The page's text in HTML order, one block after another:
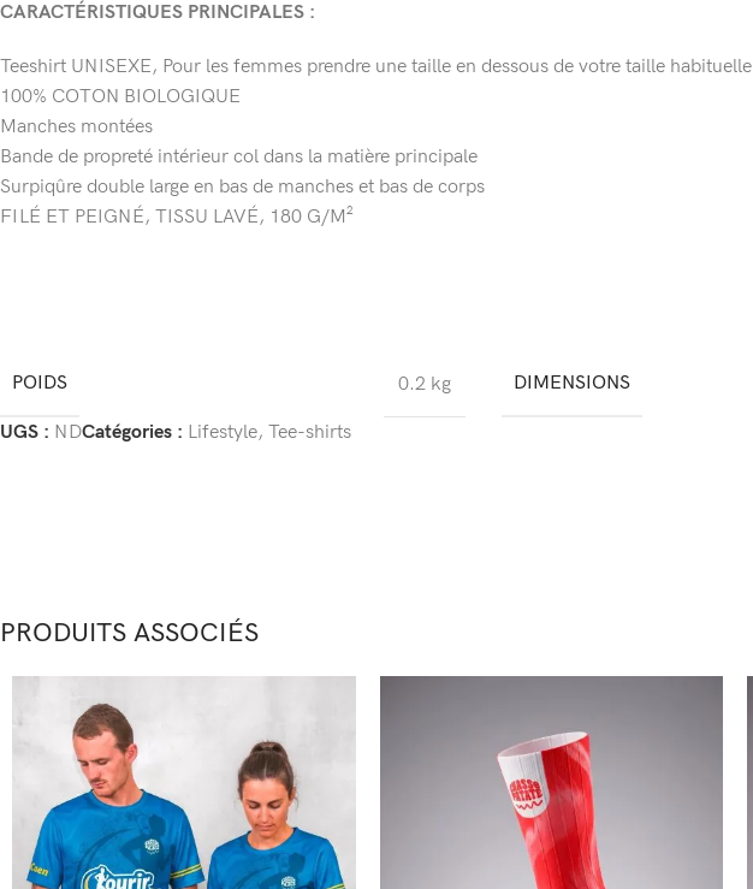
CARACTÉRISTIQUES PRINCIPALES :
Teeshirt UNISEXE, Pour les femmes prendre une taille en dessous de votre taille habituelle
100% COTON BIOLOGIQUE
Manches montées
Bande de propreté intérieur col dans la matière principale
Surpiqûre double large en bas de manches et bas de corps
FILÉ ET PEIGNÉ, TISSU LAVÉ, 180 G/M²
POIDS 0.2 kg DIMENSIONS
UGS : NDCatégories : Lifestyle, Tee-shirts
PRODUITS ASSOCIÉS